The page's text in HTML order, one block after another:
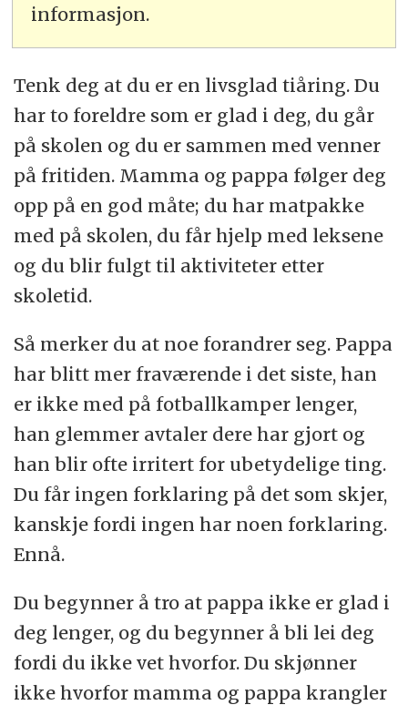
informasjon.
Tenk deg at du er en livsglad tiåring. Du
har to foreldre som er glad i deg, du går
på skolen og du er sammen med venner
på fritiden. Mamma og pappa følger deg
opp på en god måte; du har matpakke
med på skolen, du får hjelp med leksene
og du blir fulgt til aktiviteter etter
skoletid.
Så merker du at noe forandrer seg. Pappa
har blitt mer fraværende i det siste, han
er ikke med på fotballkamper lenger,
han glemmer avtaler dere har gjort og
han blir ofte irritert for ubetydelige ting.
Du får ingen forklaring på det som skjer,
kanskje fordi ingen har noen forklaring.
Ennå.
Du begynner å tro at pappa ikke er glad i
deg lenger, og du begynner å bli lei deg
fordi du ikke vet hvorfor. Du skjønner
ikke hvorfor mamma og pappa krangler